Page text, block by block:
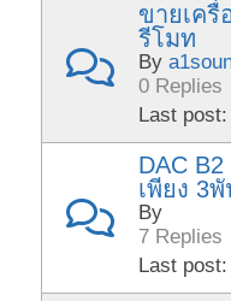
ขายเครื่
รีโมท
By
0 Replies
Last
DAC
เพียง 3
By
7 Replies
Last